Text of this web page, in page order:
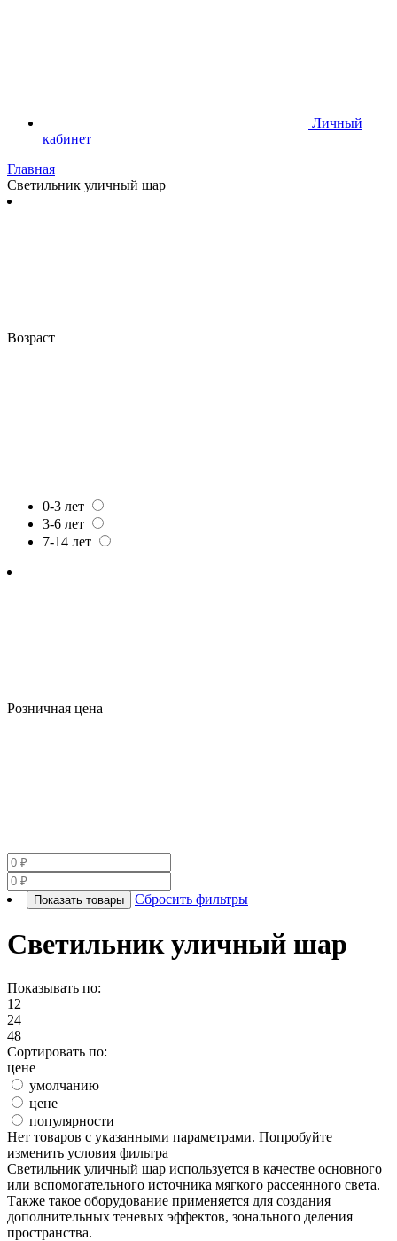
Личный
кабинет
Главная
Светильник уличный шар
Возраст
0-3 лет
3-6 лет
7-14 лет
Розничная цена
Показать товары Сбросить фильтры
Светильник уличный шар
Показывать по:
12
24
48
Сортировать по:
цене
умолчанию
цене
популярности
Нет товаров с указанными параметрами. Попробуйте
изменить условия фильтра
Светильник уличный шар используется в качестве основного
или вспомогательного источника мягкого рассеянного света.
Также такое оборудование применяется для создания
дополнительных теневых эффектов, зонального деления
пространства.